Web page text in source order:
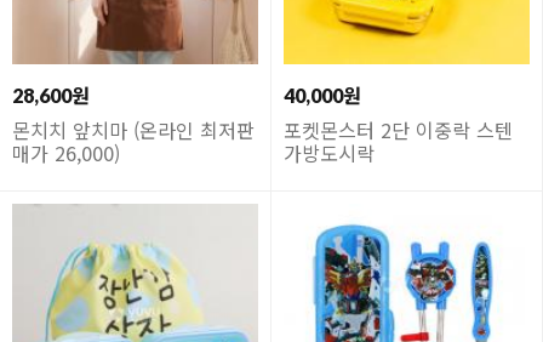
28,600원
몬치치 앞치마 (온라인 최저판
매가 26,000)
40,000원
포켓몬스터 2단 이중락 스텐
가방도시락